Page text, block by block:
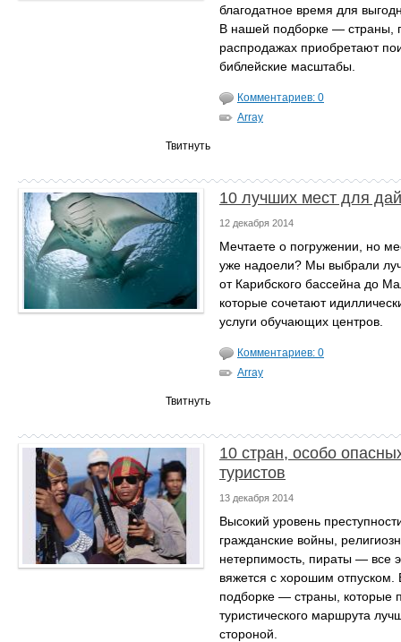
благодатное время для
В нашей подборке — страны,
распродажах приобретают
библейские масштабы.
Комментариев: 0
Array
Твитнуть
10 лучших мест для
12 декабря 2014
Мечтаете о погружении, но
уже надоели? Мы выбрали
от Карибского бассейна до
которые сочетают
услуги обучающих центров.
Комментариев: 0
Array
Твитнуть
10 стран, особо
туристов
13 декабря 2014
Высокий уровень
гражданские войны,
нетерпимость, пираты — все
вяжется с хорошим
подборке — страны, которые
туристического маршрута
стороной.